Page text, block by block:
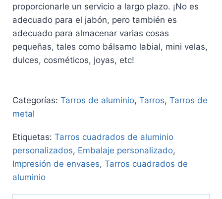
proporcionarle un servicio a largo plazo. ¡No es
adecuado para el jabón, pero también es
adecuado para almacenar varias cosas
pequeñas, tales como bálsamo labial, mini velas,
dulces, cosméticos, joyas, etc!
Categorías: Tarros de aluminio, Tarros, Tarros de
metal
Etiquetas: Tarros cuadrados de aluminio
personalizados, Embalaje personalizado,
Impresión de envases, Tarros cuadrados de
aluminio